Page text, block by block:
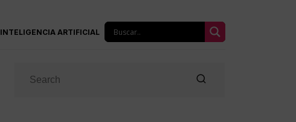
INTELIGENCIA ARTIFICIAL